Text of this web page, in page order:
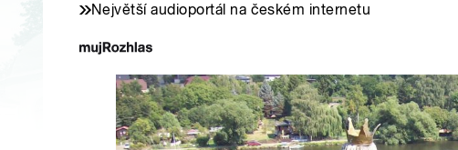
Největší audioportál na českém internetu